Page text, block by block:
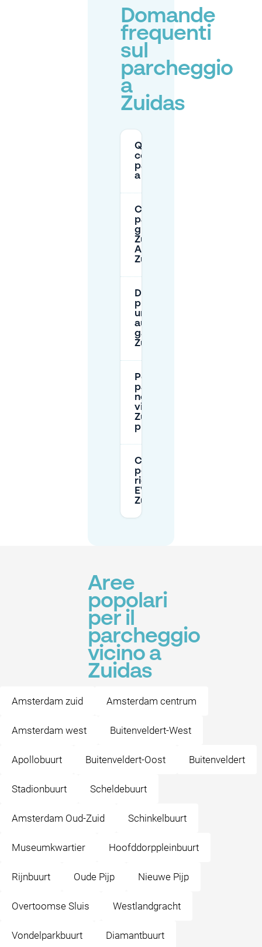
Domande
frequenti
sul
parcheggio
a
Zuidas
Quanto
costa il
parcheggio
a Zuidas?
C’è
parcheggio
gratuito a
Zuidas /
Amsterdam
Zuid?
Devo
prenotare
un posto
auto nei
garage di
Zuidas?
Posso
parcheggiare
negli hotel
vicino a
Zuidas e
prenotarlo?
Ci sono
posti di
ricarica
EV a
Zuidas?
Aree
popolari
per il
parcheggio
vicino a
Zuidas
Amsterdam zuid Amsterdam centrum
Amsterdam west Buitenveldert-West
Apollobuurt Buitenveldert-Oost Buitenveldert
Stadionbuurt Scheldebuurt
Amsterdam Oud-Zuid Schinkelbuurt
Museumkwartier Hoofddorppleinbuurt
Rijnbuurt Oude Pijp Nieuwe Pijp
Overtoomse Sluis Westlandgracht
Vondelparkbuurt Diamantbuurt